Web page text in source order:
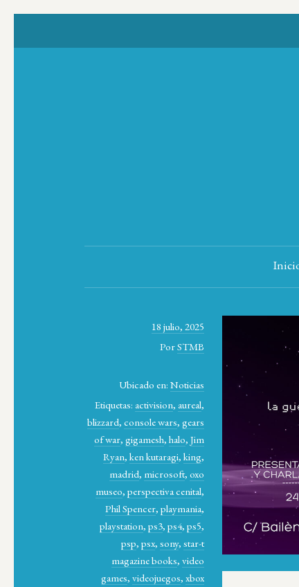
18 julio, 2025
PorSTMB
Ubicado en:Noticias
Etiquetas: activision, aureal,
blizzard,console wars,gears
of war,gigamesh,halo,Jim
Ryan,ken kutaragi,king,
madrid, microsoft,oxo
museo,perspectiva cenital,
Phil Spencer,playmania,
playstation,ps3,ps4,ps5,
psp,psx,sony,star-t
magazine books,video
games,videojuegos,xbox